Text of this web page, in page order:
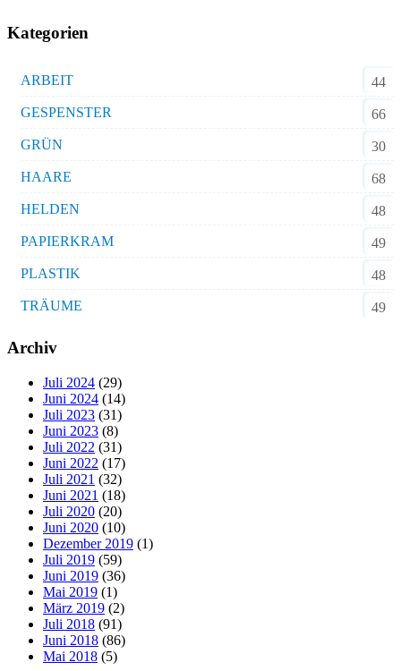
Kategorien
ARBEIT
44
GESPENSTER
66
GRÜN
30
HAARE
68
HELDEN
48
PAPIERKRAM
49
PLASTIK
48
TRÄUME
49
Archiv
Juli 2024 (29)
Juni 2024 (14)
Juli 2023 (31)
Juni 2023 (8)
Juli 2022 (31)
Juni 2022 (17)
Juli 2021 (32)
Juni 2021 (18)
Juli 2020 (20)
Juni 2020 (10)
Dezember 2019 (1)
Juli 2019 (59)
Juni 2019 (36)
Mai 2019 (1)
März 2019 (2)
Juli 2018 (91)
Juni 2018 (86)
Mai 2018 (5)